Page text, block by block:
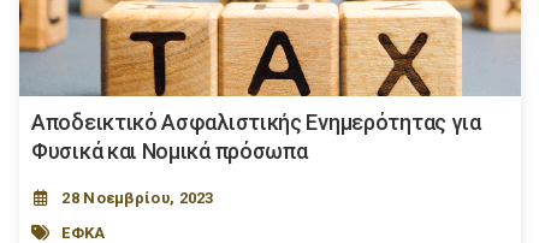
Αποδεικτικό Ασφαλιστικής Ενημερότητας για
Φυσικά και Νομικά πρόσωπα
28 Νοεμβρίου, 2023
ΕΦΚΑ